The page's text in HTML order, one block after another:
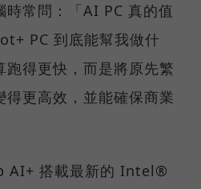
時常問：「AI PC 真的值
PC 到底能幫我做什
跑得更快，而是將原先繁
更高效，並能確保商業
AI+ 搭載最新的 Intel®